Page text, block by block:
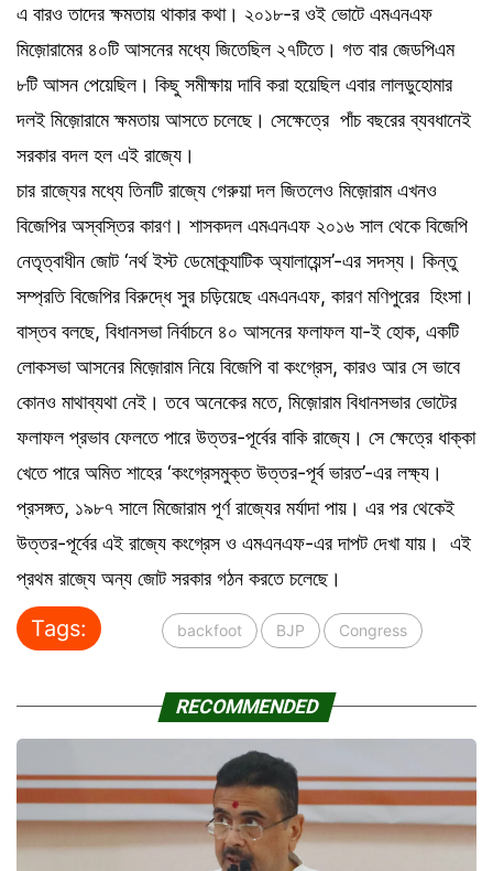
এ বারও তাদের ক্ষমতায় থাকার কথা। ২০১৮-র ওই ভোটে এমএনএফ
মিজ়োরামের ৪০টি আসনের মধ্যে জিতেছিল ২৭টিতে। গত বার জেডপিএম
৮টি আসন পেয়েছিল। কিছু সমীক্ষায় দাবি করা হয়েছিল এবার লালডুহোমার
দলই মিজ়োরামে ক্ষমতায় আসতে চলেছে। সেক্ষেত্রে পাঁচ বছরের ব্যবধানেই
সরকার বদল হল এই রাজ্যে।
চার রাজ্যের মধ্যে তিনটি রাজ্যে গেরুয়া দল জিতলেও মিজ়োরাম এখনও
বিজেপির অস্বস্তির কারণ। শাসকদল এমএনএফ ২০১৬ সাল থেকে বিজেপি
নেতৃত্বাধীন জোট ‘নর্থ ইস্ট ডেমোক্র্যাটিক অ্যালায়েন্স’-এর সদস্য। কিন্তু
সম্প্রতি বিজেপির বিরুদ্ধে সুর চড়িয়েছে এমএনএফ, কারণ মণিপুরের হিংসা।
বাস্তব বলছে, বিধানসভা নির্বাচনে ৪০ আসনের ফলাফল যা-ই হোক, একটি
লোকসভা আসনের মিজ়োরাম নিয়ে বিজেপি বা কংগ্রেস, কারও আর সে ভাবে
কোনও মাথাব্যথা নেই। তবে অনেকের মতে, মিজ়োরাম বিধানসভার ভোটের
ফলাফল প্রভাব ফেলতে পারে উত্তর-পূর্বের বাকি রাজ্যে। সে ক্ষেত্রে ধাক্কা
খেতে পারে অমিত শাহের ‘কংগ্রেসমুক্ত উত্তর-পূর্ব ভারত’-এর লক্ষ্য।
প্রসঙ্গত, ১৯৮৭ সালে মিজোরাম পূর্ণ রাজ্যের মর্যাদা পায়। এর পর থেকেই
উত্তর-পূর্বের এই রাজ্যে কংগ্রেস ও এমএনএফ-এর দাপট দেখা যায়। এই
প্রথম রাজ্যে অন্য জোট সরকার গঠন করতে চলেছে।
Tags: backfoot BJP Congress
RECOMMENDED